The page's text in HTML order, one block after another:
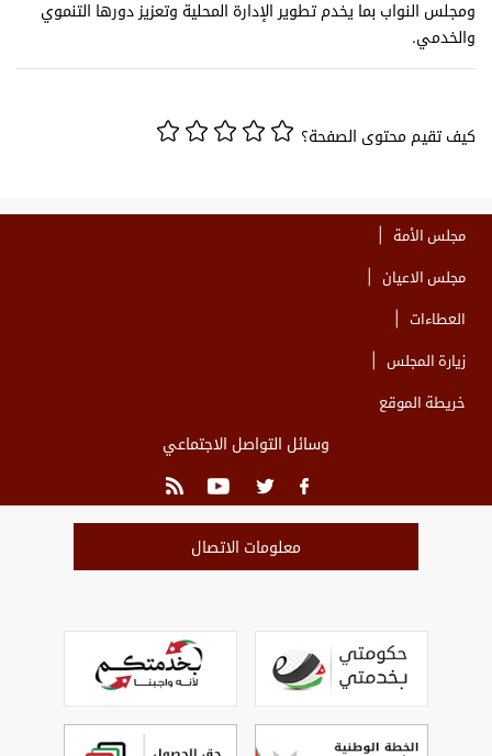
ومجلس النواب بما يخدم تطوير الإدارة المحلية وتعزيز دورها التنموي
والخدمي.
كيف تقيم محتوى الصفحة؟
مجلس الأمة
مجلس الاعيان
العطاءات
زيارة المجلس
خريطة الموقع
وسائل التواصل الاجتماعي
معلومات الاتصال